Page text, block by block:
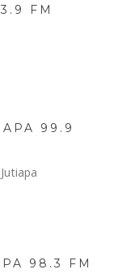
FM
99.9
98.3 FM